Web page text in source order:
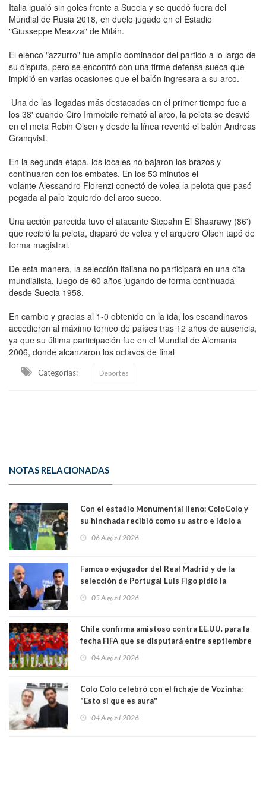
Italia igualó sin goles frente a Suecia y se quedó fuera del
Mundial de Rusia 2018, en duelo jugado en el Estadio
"Giusseppe Meazza" de Milán.
El elenco "azzurro" fue amplio dominador del partido a lo largo de
su disputa, pero se encontró con una firme defensa sueca que
impidió en varias ocasiones que el balón ingresara a su arco.
Una de las llegadas más destacadas en el primer tiempo fue a
los 38' cuando Ciro Immobile remató al arco, la pelota se desvió
en el meta Robin Olsen y desde la línea reventó el balón Andreas
Granqvist.
En la segunda etapa, los locales no bajaron los brazos y
continuaron con los embates. En los 53 minutos el
volante Alessandro Florenzi conectó de volea la pelota que pasó
pegada al palo izquierdo del arco sueco.
Una acción parecida tuvo el atacante Stepahn El Shaarawy (86')
que recibió la pelota, disparó de volea y el arquero Olsen tapó de
forma magistral.
De esta manera, la selección italiana no participará en una cita
mundialista, luego de 60 años jugando de forma continuada
desde Suecia 1958.
En cambio y gracias al 1-0 obtenido en la ida, los escandinavos
accedieron al máximo torneo de países tras 12 años de ausencia,
ya que su última participación fue en el Mundial de Alemania
2006, donde alcanzaron los octavos de final
Categorias: Deportes
NOTAS RELACIONADAS
Con el estadio Monumental lleno: ColoColo y
su hinchada recibió como su astro e ídolo a
06 August 2026
Famoso exjugador del Real Madrid y de la
selección de Portugal Luis Figo pidió la
comportamiento más bajo y cobarde que he
05 August 2026
Chile confirma amistoso contra EE.UU. para la
fecha FIFA que se disputará entre septiembre
04 August 2026
Colo Colo celebró con el fichaje de Vozinha:
"Esto sí que es aura"
04 August 2026